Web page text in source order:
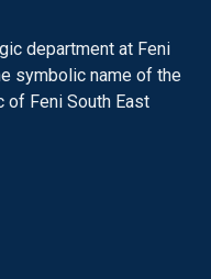
department at Feni
symbolic name of the
of Feni South East